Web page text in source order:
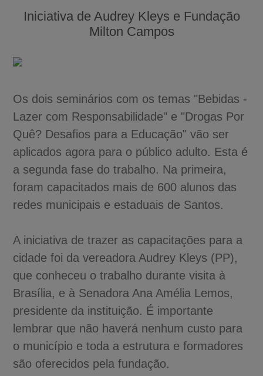
Iniciativa de Audrey Kleys e Fundação
Milton Campos
Os dois seminários com os temas "Bebidas -
Lazer com Responsabilidade" e "Drogas Por
Quê? Desafios para a Educação" vão ser
aplicados agora para o público adulto. Esta é
a segunda fase do trabalho. Na primeira,
foram capacitados mais de 600 alunos das
redes municipais e estaduais de Santos.
A iniciativa de trazer as capacitações para a
cidade foi da vereadora Audrey Kleys (PP),
que conheceu o trabalho durante visita à
Brasília, e à Senadora Ana Amélia Lemos,
presidente da instituição. É importante
lembrar que não haverá nenhum custo para
o município e toda a estrutura e formadores
são oferecidos pela fundação.